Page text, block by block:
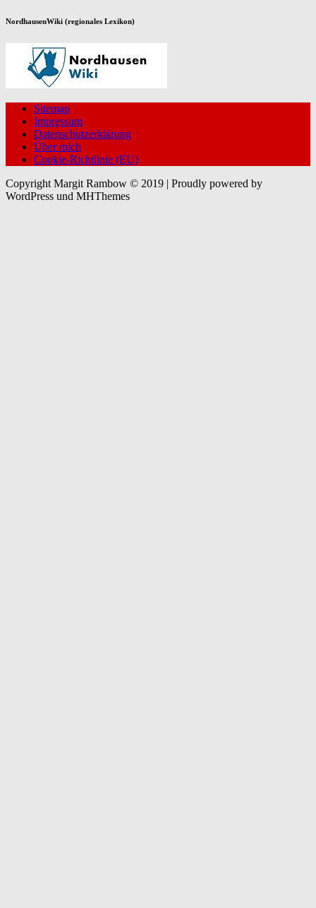
NordhausenWiki (regionales Lexikon)
Sitemap
Impressum
Datenschutzerklärung
Über mich
Cookie-Richtlinie (EU)
Copyright Margit Rambow © 2019 | Proudly powered by
WordPress und MHThemes